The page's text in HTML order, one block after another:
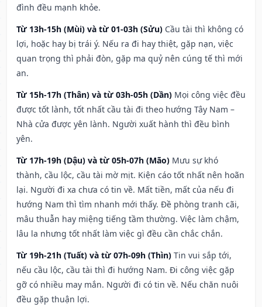
đình đều mạnh khỏe.
Từ 13h-15h (Mùi) và từ 01-03h (Sửu) Cầu tài thì không có
lợi, hoặc hay bị trái ý. Nếu ra đi hay thiệt, gặp nạn, việc
quan trọng thì phải đòn, gặp ma quỷ nên cúng tế thì mới
an.
Từ 15h-17h (Thân) và từ 03h-05h (Dần) Mọi công việc đều
được tốt lành, tốt nhất cầu tài đi theo hướng Tây Nam –
Nhà cửa được yên lành. Người xuất hành thì đều bình
yên.
Từ 17h-19h (Dậu) và từ 05h-07h (Mão) Mưu sự khó
thành, cầu lộc, cầu tài mờ mịt. Kiện cáo tốt nhất nên hoãn
lại. Người đi xa chưa có tin về. Mất tiền, mất của nếu đi
hướng Nam thì tìm nhanh mới thấy. Đề phòng tranh cãi,
mâu thuẫn hay miệng tiếng tầm thường. Việc làm chậm,
lâu la nhưng tốt nhất làm việc gì đều cần chắc chắn.
Từ 19h-21h (Tuất) và từ 07h-09h (Thìn) Tin vui sắp tới,
nếu cầu lộc, cầu tài thì đi hướng Nam. Đi công việc gặp
gỡ có nhiều may mắn. Người đi có tin về. Nếu chăn nuôi
đều gặp thuận lợi.